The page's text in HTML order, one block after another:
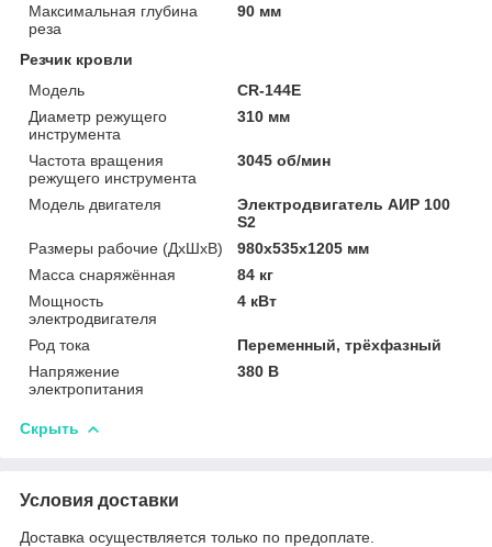
Максимальная глубина
реза
90 мм
Резчик кровли
Модель
CR-144E
Диаметр режущего
инструмента
310 мм
Частота вращения
режущего инструмента
3045 об/мин
Модель двигателя
Электродвигатель АИР 100
S2
Размеры рабочие (ДхШхВ)
980x535x1205 мм
Масса снаряжённая
84 кг
Мощность
электродвигателя
4 кВт
Род тока
Переменный, трёхфазный
Напряжение
электропитания
380 В
Скрыть
Условия доставки
Доставка осуществляется только по предоплате.